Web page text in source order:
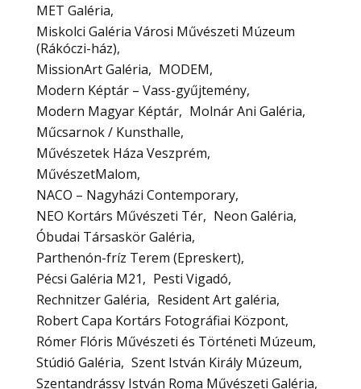
MET Galéria
Miskolci Galéria Városi Művészeti Múzeum
(Rákóczi-ház)
MissionArt Galéria
MODEM
Modern Képtár – Vass-gyűjtemény
Modern Magyar Képtár
Molnár Ani Galéria
Műcsarnok / Kunsthalle
Művészetek Háza Veszprém
MűvészetMalom
NACO – Nagyházi Contemporary
NEO Kortárs Művészeti Tér
Neon Galéria
Óbudai Társaskör Galéria
Parthenón-fríz Terem (Epreskert)
Pécsi Galéria M21
Pesti Vigadó
Rechnitzer Galéria
Resident Art galéria
Robert Capa Kortárs Fotográfiai Központ
Rómer Flóris Művészeti és Történeti Múzeum
Stúdió Galéria
Szent István Király Múzeum
Szentandrássy István Roma Művészeti Galéria